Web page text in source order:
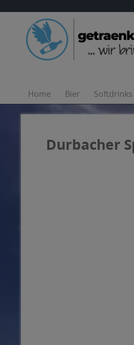
Home Bier Softdrinks
Durbacher